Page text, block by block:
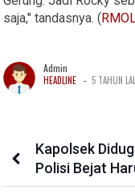
saja," tandasnya. (
Admin
HEADLINE - 5 TAHUN
Kapolsek
Polisi Bejat